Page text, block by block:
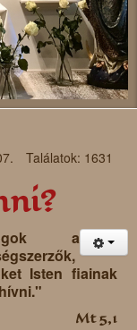
Találatok: 1631
a
Isten fiainak
Mt 5,1